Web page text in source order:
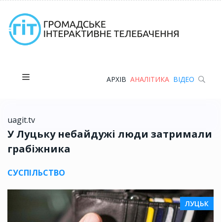
АРХІВ АНАЛІТИКА ВІДЕО
uagit.tv
У Луцьку небайдужі люди затримали
грабіжника
СУСПІЛЬСТВО
ЛУЦЬК